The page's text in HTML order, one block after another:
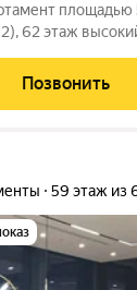
этаж с панорамным
Москвы, Москву-
Позвонить
59 этаж из